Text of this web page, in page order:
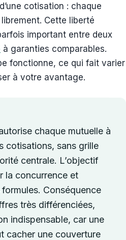
cotisation : chaque
Cette liberté
important entre deux
à garanties comparables.
fonctionne, ce qui fait varier
à votre avantage.
chaque mutuelle à
cotisations, sans grille
centrale. L’objectif
la concurrence et
Conséquence
très différenciées,
indispensable, car une
cacher une couverture